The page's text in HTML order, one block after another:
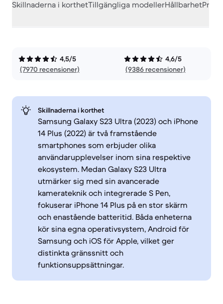
Skillnaderna i korthetTillgängliga modellerHållbarhet
4,5/5
(7970 recensioner)
4,6/5
(9386 recensioner)
Skillnaderna i korthet
Samsung Galaxy S23 Ultra (2023) och iPhone
14 Plus (2022) är två framstående
smartphones som erbjuder olika
användarupplevelser inom sina respektive
ekosystem. Medan Galaxy S23 Ultra
utmärker sig med sin avancerade
kamerateknik och integrerade S Pen,
fokuserar iPhone 14 Plus på en stor skärm
och enastående batteritid. Båda enheterna
kör sina egna operativsystem, Android för
Samsung och iOS för Apple, vilket ger
distinkta gränssnitt och
funktionsuppsättningar.